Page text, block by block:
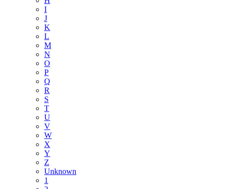
I
J
K
L
M
N
O
P
Q
R
S
T
U
V
W
X
Y
Z
Unknown
1